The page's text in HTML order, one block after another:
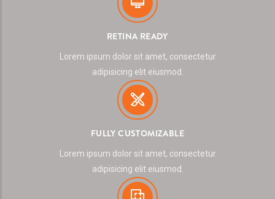
RETINA READY
Lorem ipsum dolor sit amet, consectetur
adipisicing elit eiusmod.
FULLY CUSTOMIZABLE
Lorem ipsum dolor sit amet, consectetur
adipisicing elit eiusmod.